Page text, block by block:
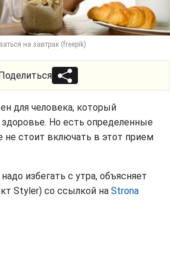
на завтрак (freepik)
для человека, который
Но есть определенные
не стоит включать в этот прием
избегать с утра, объясняет
Styler) со ссылкой на Strona